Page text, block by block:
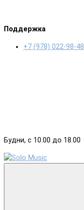
Поддержка
+7 (978) 022-98-48
Будни, с 10.00 до 18.00